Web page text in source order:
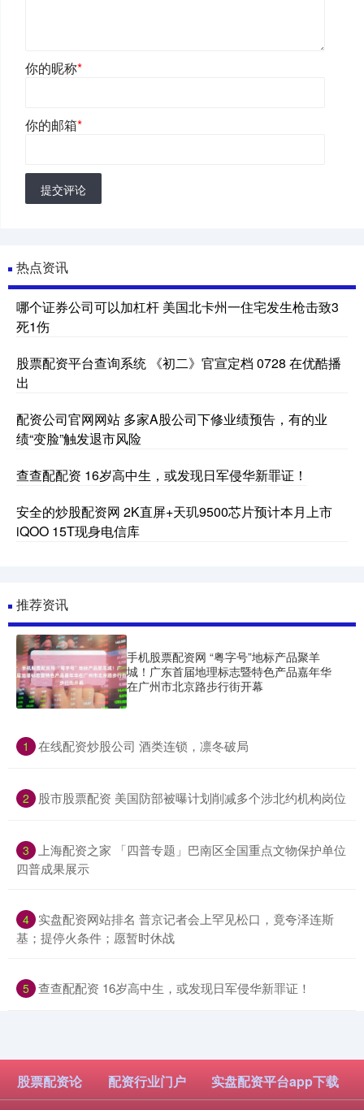
你的昵称*
你的邮箱*
提交评论
热点资讯
哪个证券公司可以加杠杆 美国北卡州一住宅发生枪击致3
死1伤
股票配资平台查询系统 《初二》官宣定档 0728 在优酷播
出
配资公司官网网站 多家A股公司下修业绩预告，有的业
绩“变脸”触发退市风险
查查配配资 16岁高中生，或发现日军侵华新罪证！
安全的炒股配资网 2K直屏+天玑9500芯片预计本月上市
iQOO 15T现身电信库
推荐资讯
手机股票配资网 “粤字号”地标产品聚羊
城！广东首届地理标志暨特色产品嘉年华
在广州市北京路步行街开幕
1 ​在线配资炒股公司 酒类连锁，凛冬破局
2 ​股市股票配资 美国防部被曝计划削减多个涉北约机构岗位
3
​上海配资之家 「四普专题」巴南区全国重点文物保护单位
四普成果展示
4 ​实盘配资网站排名 普京记者会上罕见松口，竟夸泽连斯
基；提停火条件；愿暂时休战
5 ​查查配配资 16岁高中生，或发现日军侵华新罪证！
股票配资论 配资行业门户 实盘配资平台app下载